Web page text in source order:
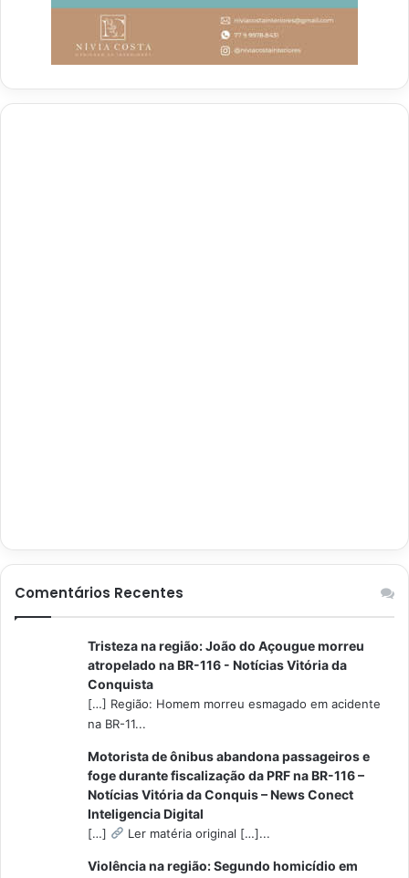
Comentários Recentes
Tristeza na região: João do Açougue morreu
atropelado na BR-116 - Notícias Vitória da
Conquista
[…] Região: Homem morreu esmagado em acidente
na BR-11...
Motorista de ônibus abandona passageiros e
foge durante fiscalização da PRF na BR-116 –
Notícias Vitória da Conquis – News Conect
Inteligencia Digital
[…] Ler matéria original […]...
Violência na região: Segundo homicídio em